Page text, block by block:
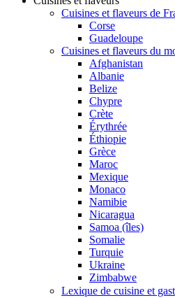
Cuisines et flaveurs de
Corse
Guadeloupe
Cuisines et flaveurs du
Afghanistan
Albanie
Belize
Chypre
Crète
Érythrée
Éthiopie
Grèce
Maroc
Mexique
Monaco
Namibie
Nicaragua
Samoa (îles)
Somalie
Turquie
Ukraine
Zimbabwe
Lexique de cuisine et